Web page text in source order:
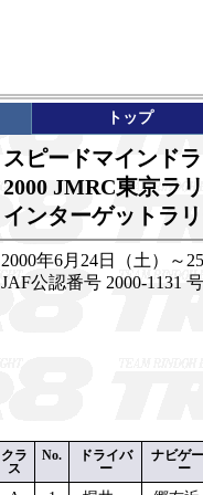
トップ
スピードマインド
2000 JMRC東京ラ
インターゲットラ
2000年6月24日（土）～
JAF公認番号 2000-1131 号
クラ
ス
No.
ドライバ
ー
ナビゲ
ー